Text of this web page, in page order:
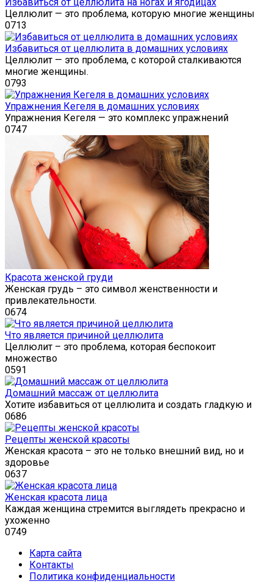
Целлюлит — это проблема, которую многие женщины
0713
Избавиться от целлюлита в домашних условиях
Целлюлит — это проблема, с которой сталкиваются
многие женщины.
0793
Упражнения Кегеля в домашних условиях
Упражнения Кегеля — это комплекс упражнений
0747
Красота женской груди
Женская грудь – это символ женственности и
привлекательности.
0674
Что является причиной целлюлита
Целлюлит – это проблема, которая беспокоит
множество
0591
Домашний массаж от целлюлита
Хотите избавиться от целлюлита и создать гладкую и
0686
Рецепты женской красоты
Женская красота – это не только внешний вид, но и
здоровье
0637
Женская красота лица
Каждая женщина стремится выглядеть прекрасно и
ухоженно
0749
Карта сайта
Контакты
Политика конфиденциальности